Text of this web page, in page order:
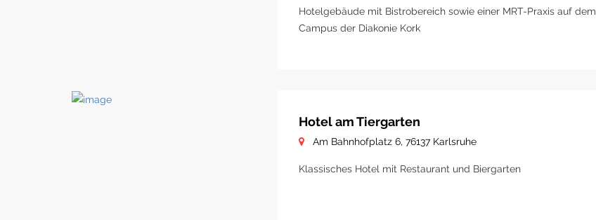
Hotelgebäude mit Bistrobereich sowie einer MRT-Praxis auf dem
Campus der Diakonie Kork
Hotel am Tiergarten
Am Bahnhofplatz 6, 76137 Karlsruhe
Klassisches Hotel mit Restaurant und Biergarten